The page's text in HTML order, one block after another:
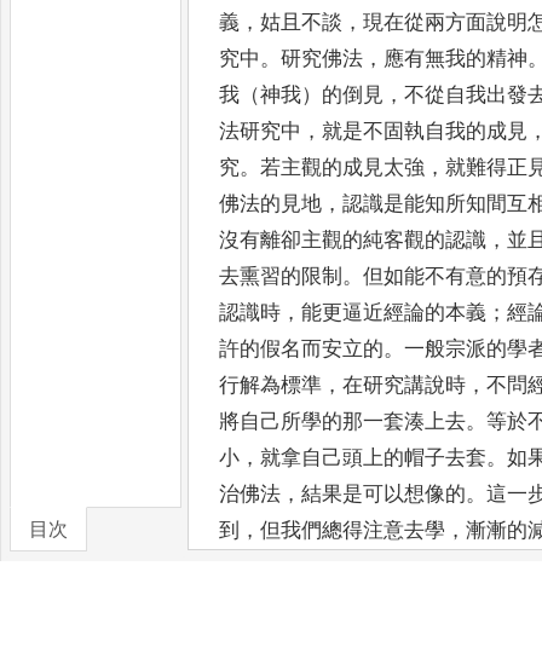
目次
義 ，姑且不談 ，現在從兩方面說明
究中。研究佛法 ， 應有無我的精神
我（神我）的倒見 ，不從自我出發
法研究中 ，就是不固執自我的成見
究。若主觀的成見太強 ，就難得正
佛法的見地 ，認識是能知所知間互
沒有離卻主觀的純客觀的認識 ， 並
去熏習的限制 。但如能不有意的預
認識時 ，能更逼近經論的本義 ；經
許的假名而安立的。一般宗派的學
行解為標準 ，在研究講說時 ，不問
將自己所學的那一套湊上去。等於
小 ，就拿自己頭上的帽子去套。如
治佛法 ，結果是可以想像的。這一
到 ，但我們總得注意去學 ，漸漸的